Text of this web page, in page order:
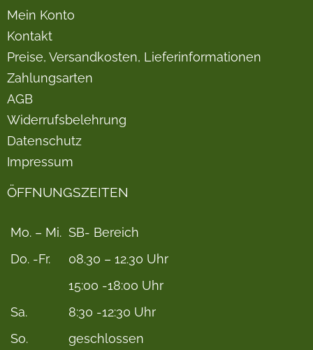
Mein Konto
Kontakt
Preise, Versandkosten, Lieferinformationen
Zahlungsarten
AGB
Widerrufsbelehrung
Datenschutz
Impressum
ÖFFNUNGSZEITEN
Mo. – Mi. SB- Bereich
Do. -Fr.
08.30 – 12.30 Uhr
15:00 -18:00 Uhr
Sa.
8:30 -12:30 Uhr
So.
geschlossen